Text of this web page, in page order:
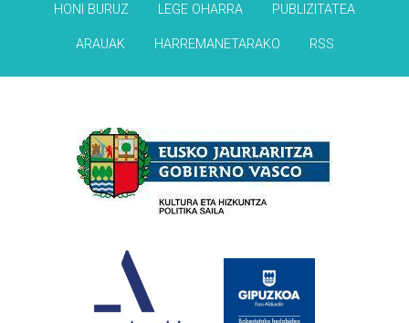
HONI BURUZ LEGE OHARRA PUBLIZITATEA
ARAUAK HARREMANETARAKO RSS